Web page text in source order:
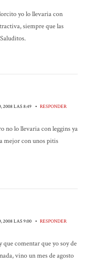
yo lo llevaria con
siempre que las
2008 LAS 8:49 • RESPONDER
no lo llevaria con leggins ya
mejor con unos pitis
2008 LAS 9:00 • RESPONDER
comentar que yo soy de
vino un mes de agosto